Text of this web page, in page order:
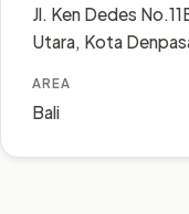
Jl. Ken Dedes
Utara, Kota
AREA
Bali